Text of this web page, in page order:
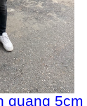
quang 5cm